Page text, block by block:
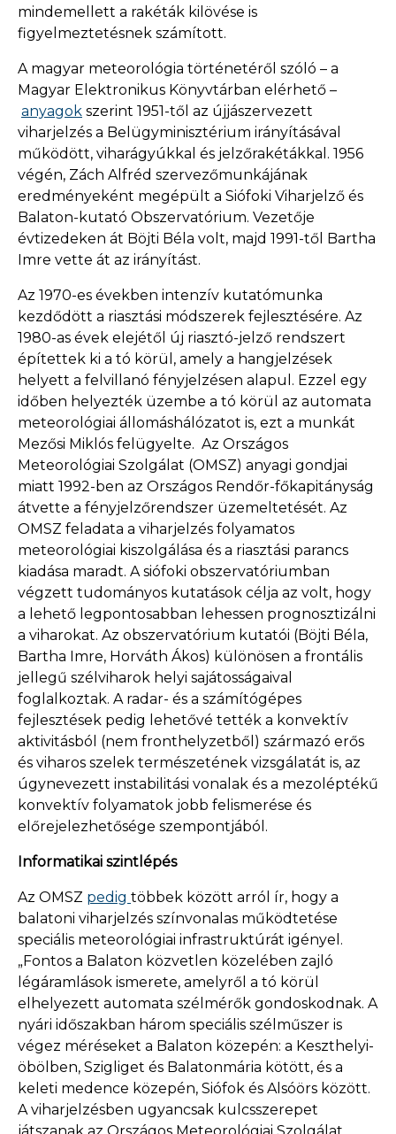
mindemellett a rakéták kilövése is
figyelmeztetésnek számított.
A magyar meteorológia történetéről szóló – a
Magyar Elektronikus Könyvtárban elérhető –
anyagok szerint 1951-től az újjászervezett
viharjelzés a Belügyminisztérium irányításával
működött, viharágyúkkal és jelzőrakétákkal. 1956
végén, Zách Alfréd szervezőmunkájának
eredményeként megépült a Siófoki Viharjelző és
Balaton-kutató Obszervatórium. Vezetője
évtizedeken át Böjti Béla volt, majd 1991-től Bartha
Imre vette át az irányítást.
Az 1970-es években intenzív kutatómunka
kezdődött a riasztási módszerek fejlesztésére. Az
1980-as évek elejétől új riasztó-jelző rendszert
építettek ki a tó körül, amely a hangjelzések
helyett a felvillanó fényjelzésen alapul. Ezzel egy
időben helyezték üzembe a tó körül az automata
meteorológiai állomáshálózatot is, ezt a munkát
Mezősi Miklós felügyelte. Az Országos
Meteorológiai Szolgálat (OMSZ) anyagi gondjai
miatt 1992-ben az Országos Rendőr-főkapitányság
átvette a fényjelzőrendszer üzemeltetését. Az
OMSZ feladata a viharjelzés folyamatos
meteorológiai kiszolgálása és a riasztási parancs
kiadása maradt. A siófoki obszervatóriumban
végzett tudományos kutatások célja az volt, hogy
a lehető legpontosabban lehessen prognosztizálni
a viharokat. Az obszervatórium kutatói (Böjti Béla,
Bartha Imre, Horváth Ákos) különösen a frontális
jellegű szélviharok helyi sajátosságaival
foglalkoztak. A radar- és a számítógépes
fejlesztések pedig lehetővé tették a konvektív
aktivitásból (nem fronthelyzetből) származó erős
és viharos szelek természetének vizsgálatát is, az
úgynevezett instabilitási vonalak és a mezoléptékű
konvektív folyamatok jobb felismerése és
előrejelezhetősége szempontjából.
Informatikai szintlépés
Az OMSZ pedig többek között arról ír, hogy a
balatoni viharjelzés színvonalas működtetése
speciális meteorológiai infrastruktúrát igényel.
„Fontos a Balaton közvetlen közelében zajló
légáramlások ismerete, amelyről a tó körül
elhelyezett automata szélmérők gondoskodnak. A
nyári időszakban három speciális szélműszer is
végez méréseket a Balaton közepén: a Keszthelyi-
öbölben, Szigliget és Balatonmária kötött, és a
keleti medence közepén, Siófok és Alsóörs között.
A viharjelzésben ugyancsak kulcsszerepet